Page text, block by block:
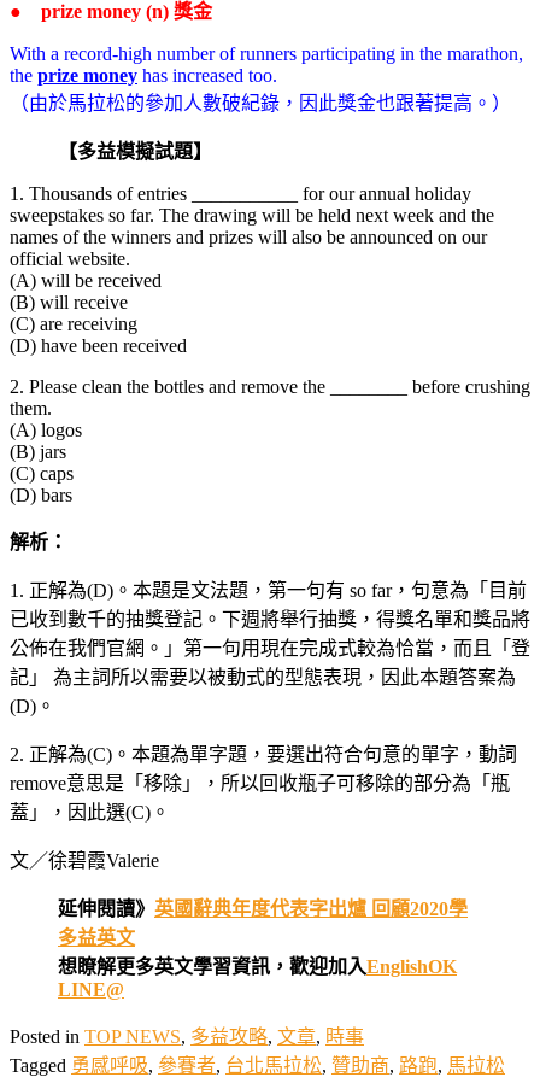
● prize money (n) 獎金
With a record-high number of runners participating in the marathon,
the prize money has increased too.
（由於馬拉松的參加人數破紀錄，因此獎金也跟著提高。）
【多益模擬試題】
1. Thousands of entries ___________ for our annual holiday
sweepstakes so far. The drawing will be held next week and the
names of the winners and prizes will also be announced on our
official website.
(A) will be received
(B) will receive
(C) are receiving
(D) have been received
2. Please clean the bottles and remove the ________ before crushing
them.
(A) logos
(B) jars
(C) caps
(D) bars
解析：
1. 正解為(D)。本題是文法題，第一句有 so far，句意為「目前
已收到數千的抽獎登記。下週將舉行抽獎，得獎名單和獎品將
公佈在我們官網。」第一句用現在完成式較為恰當，而且「登
記」 為主詞所以需要以被動式的型態表現，因此本題答案為
(D)。
2. 正解為(C)。本題為單字題，要選出符合句意的單字，動詞
remove意思是「移除」，所以回收瓶子可移除的部分為「瓶
蓋」，因此選(C)。
文／徐碧霞Valerie
延伸閱讀》 英國辭典年度代表字出爐 回顧2020學
多益英文
想瞭解更多英文學習資訊，歡迎加入EnglishOK
LINE@
Posted in TOP NEWS, 多益攻略, 文章, 時事
Tagged 勇感呼吸, 參賽者, 台北馬拉松, 贊助商, 路跑, 馬拉松